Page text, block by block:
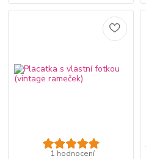
1 hodnocení